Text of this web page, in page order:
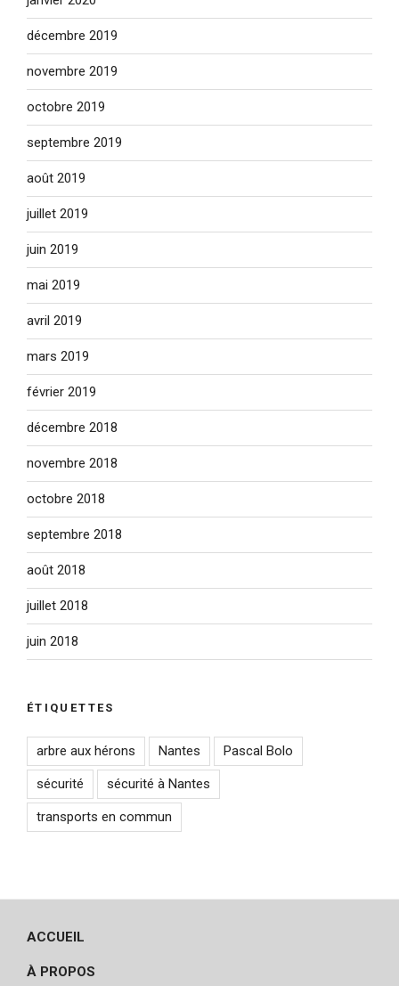
décembre 2019
novembre 2019
octobre 2019
septembre 2019
août 2019
juillet 2019
juin 2019
mai 2019
avril 2019
mars 2019
février 2019
décembre 2018
novembre 2018
octobre 2018
septembre 2018
août 2018
juillet 2018
juin 2018
ÉTIQUETTES
arbre aux hérons Nantes Pascal Bolo
sécurité sécurité à Nantes
transports en commun
ACCUEIL
À PROPOS